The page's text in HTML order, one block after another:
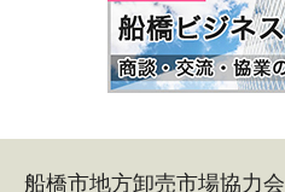
船橋市地方卸売市場協力会